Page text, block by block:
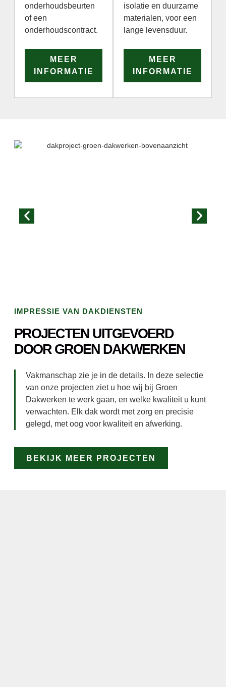
onderhoudsbeurten
of een
onderhoudscontract.
MEER
INFORMATIE
isolatie en duurzame
materialen, voor een
lange levensduur.
MEER
INFORMATIE
IMPRESSIE VAN DAKDIENSTEN
PROJECTEN UITGEVOERD
DOOR GROEN DAKWERKEN
Vakmanschap zie je in de details. In deze selectie
van onze projecten ziet u hoe wij bij Groen
Dakwerken te werk gaan, en welke kwaliteit u kunt
verwachten. Elk dak wordt met zorg en precisie
gelegd, met oog voor kwaliteit en afwerking.
BEKIJK MEER PROJECTEN